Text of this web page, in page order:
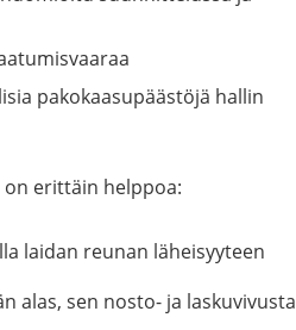
pakokaasupäästöjä hallin
on erittäin helppoa:
laidan reunan läheisyyteen
alas, sen nosto- ja laskuvivusta